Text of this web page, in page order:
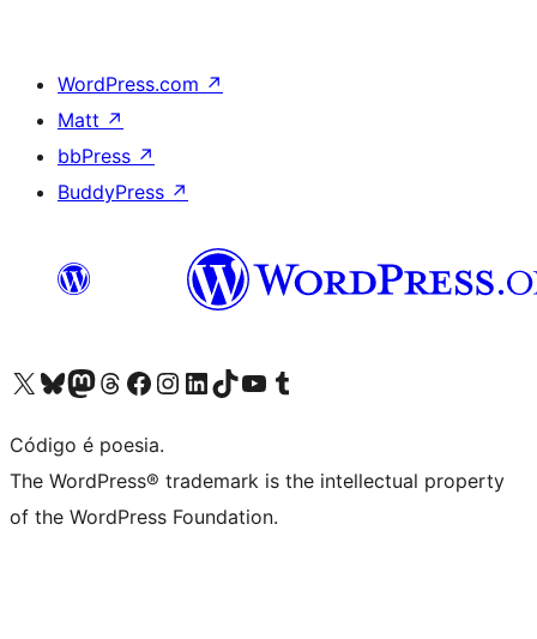
WordPress.com ↗
Matt ↗
bbPress ↗
BuddyPress ↗
Visite a nossa conta X (antigo Twitter)
Visit our Bluesky account
Visit our Mastodon account
Visit our Threads account
Visite a nossa página do Facebook
Visite a nossa conta no Instagram
Visite a nossa conta no LinkedIn
Visit our TikTok account
Visit our YouTube channel
Visit our Tumblr account
Código é poesia.
The WordPress® trademark is the intellectual property
of the WordPress Foundation.